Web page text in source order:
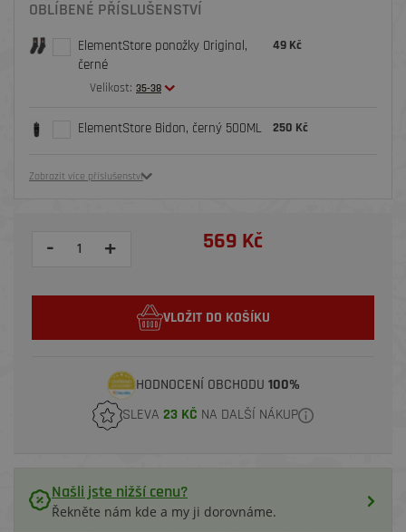
OBLÍBENÉ PŘÍSLUŠENSTVÍ
ElementStore ponožky Original,
černé
Velikost: 35-38
49 Kč
ElementStore Bidon, černý 500ML 250 Kč
Zobrazit více příslušenství
- + 569 Kč
VLOŽIT DO KOŠÍKU
HODNOCENÍ OBCHODU 100%
SLEVA 23 KČ NA DALŠÍ NÁKUP
Našli jste nižší cenu?
Řekněte nám kde a my ji dorovnáme.